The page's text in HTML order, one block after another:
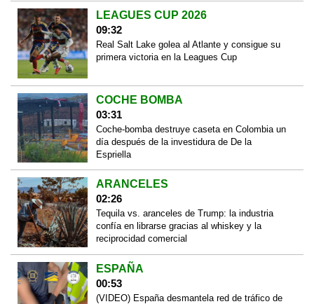
LEAGUES CUP 2026
09:32
Real Salt Lake golea al Atlante y consigue su
primera victoria en la Leagues Cup
COCHE BOMBA
03:31
Coche-bomba destruye caseta en Colombia un
día después de la investidura de De la
Espriella
ARANCELES
02:26
Tequila vs. aranceles de Trump: la industria
confía en librarse gracias al whiskey y la
reciprocidad comercial
ESPAÑA
00:53
(VIDEO) España desmantela red de tráfico de